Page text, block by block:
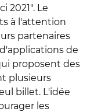
2021". Le
à l'attention
partenaires
de
proposent des
plusieurs
billet. L'idée
les